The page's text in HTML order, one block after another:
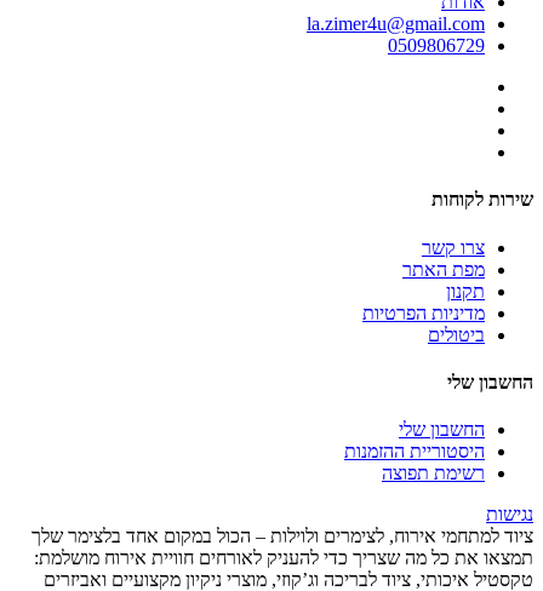
la.zimer4u@gmail.com
0509806729
שירות לקוחות
צרו קשר
מפת האתר
תקנון
מדיניות הפרטיות
ביטולים
החשבון שלי
החשבון שלי
היסטוריית ההזמנות
רשימת תפוצה
נגישות
ציוד למתחמי אירוח, לצימרים ולוילות – הכול במקום אחד בלצימר שלך
תמצאו את כל מה שצריך כדי להעניק לאורחים חוויית אירוח מושלמת:
טקסטיל איכותי, ציוד לבריכה וג’קוזי, מוצרי ניקיון מקצועיים ואביזרים